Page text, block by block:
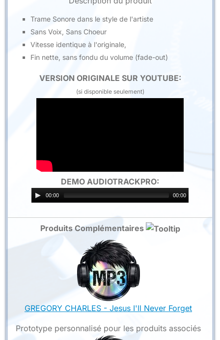
Trame Sonore dans le style de l'artiste
Sans Voix, Sans Choeur
Vitesse identique à l'originale,
Fin nette, sans fondu du volume (fade-out)
VERSION ORIGINALE SUR YOUTUBE:
(si disponible seulement)
DEMO AUDIOTRACKPRO:
00:00 00:00
Produits Complémentaires
GREGORY CHARLES - Jesus I'll Never Forget
Prototype personnalisé pour les produits associés